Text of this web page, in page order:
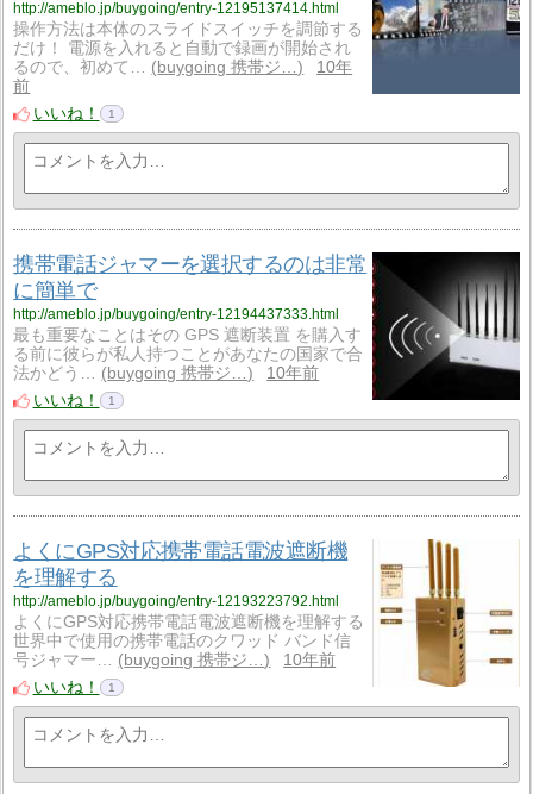
http://ameblo.jp/buygoing/entry-12195137414.html
操作方法は本体のスライドスイッチを調節する
だけ！ 電源を入れると自動で録画が開始され
るので、初めて…
buygoing 携帯ジ…
10年
前
いいね！
1
携帯電話ジャマーを選択するのは非常
に簡単で
http://ameblo.jp/buygoing/entry-12194437333.html
最も重要なことはその GPS 遮断装置 を購入す
る前に彼らが私人持つことがあなたの国家で合
法かどう…
buygoing 携帯ジ…
10年前
いいね！
1
よくにGPS対応携帯電話電波遮断機
を理解する
http://ameblo.jp/buygoing/entry-12193223792.html
よくにGPS対応携帯電話電波遮断機を理解する
世界中で使用の携帯電話のクワッド バンド信
号ジャマー…
buygoing 携帯ジ…
10年前
いいね！
1